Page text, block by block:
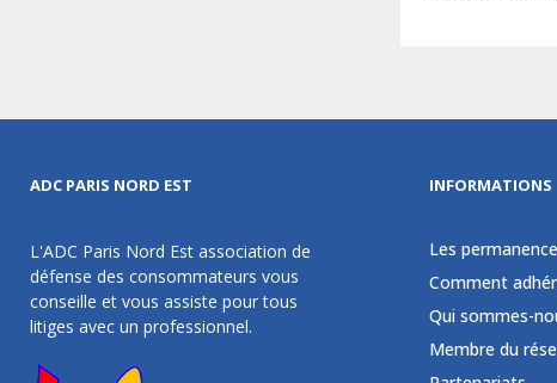
ADC PARIS NORD EST
L'ADC Paris Nord Est association de
défense des consommateurs vous
conseille et vous assiste pour tous
litiges avec un professionnel.
INFORMATIONS
Les
Comment
Qui sommes-
Membre du